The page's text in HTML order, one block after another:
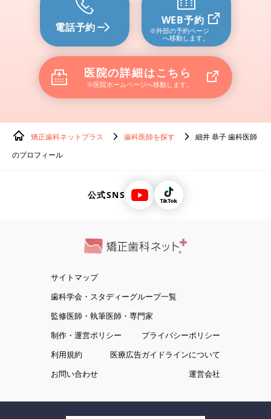
電話予約
WEB予約
※外部の予約ページ
へ移動します。
医院の詳細はこちら
※医院ホームページへ移動します。
矯正歯科ネットプラス 歯科医師を探す
細井 恭子 歯科医師
のプロフィール
公式SNS
サイトマップ
歯科学会・スタディーグループ一覧
監修医師・執筆医師・専門家
制作・運営ポリシー
プライバシーポリシー
利用規約
医療広告ガイドラインについて
お問い合わせ
運営会社